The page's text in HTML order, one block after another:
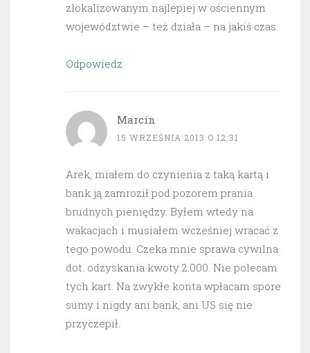
zlokalizowanym najlepiej w ościennym
województwie – też działa – na jakiś czas.
Odpowiedz
Marcin
15 WRZEŚNIA 2013 O 12:31
Arek, miałem do czynienia z taką kartą i
bank ją zamroził pod pozorem prania
brudnych pieniędzy. Byłem wtedy na
wakacjach i musiałem wcześniej wracać z
tego powodu. Czeka mnie sprawa cywilna
dot. odzyskania kwoty 2.000. Nie polecam
tych kart. Na zwykłe konta wpłacam spore
sumy i nigdy ani bank, ani US się nie
przyczepił.